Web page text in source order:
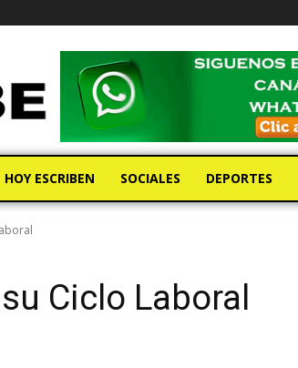
HOY ESCRIBEN SOCIALES DEPORTES
Ciclo Laboral